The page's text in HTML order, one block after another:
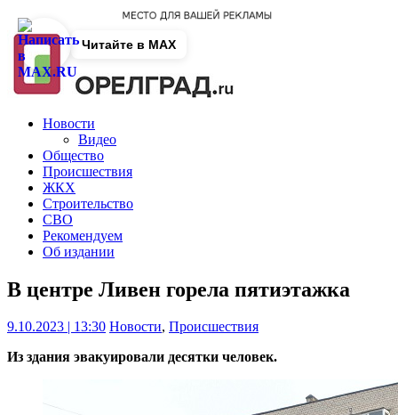
Новости
Видео
Общество
Происшествия
ЖКХ
Строительство
СВО
Рекомендуем
Об издании
В центре Ливен горела пятиэтажка
9.10.2023 | 13:30 Новости, Происшествия
Из здания эвакуировали десятки человек.
Читайте в MAX